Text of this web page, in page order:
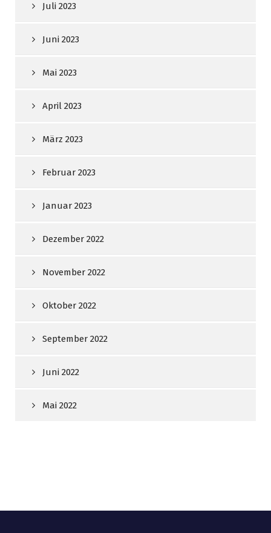
Juli 2023
Juni 2023
Mai 2023
April 2023
März 2023
Februar 2023
Januar 2023
Dezember 2022
November 2022
Oktober 2022
September 2022
Juni 2022
Mai 2022